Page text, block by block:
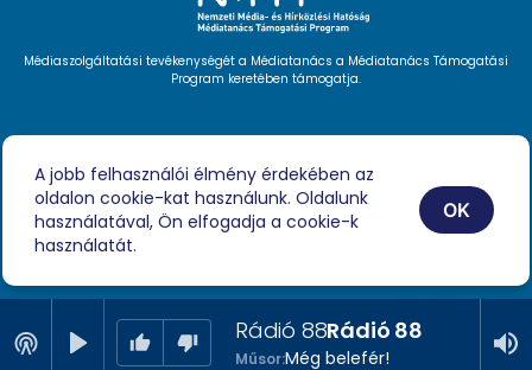
Videóink
Podcast
Híreink
Impresszum
Médiaszolgáltatási tevékenységét a Médiatanács a Médiatanács Támogatási
Program keretében támogatja.
Rádió 88Rádió 88
Műsor:Még belefér!
A jobb felhasználói élmény érdekében az
oldalon cookie-kat használunk. Oldalunk
használatával, Ön elfogadja a cookie-k
használatát.
OK